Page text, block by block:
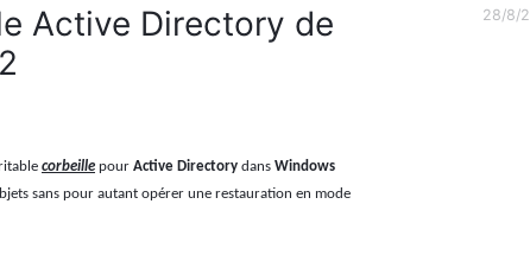
Active Directory de
corbeille pour Active Directory dans Windows
sans pour autant opérer une restauration en mode
28/8/